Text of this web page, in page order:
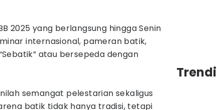
2025 yang berlangsung hingga Senin
internasional, pameran batik,
atau bersepeda dengan
semangat pelestarian sekaligus
batik tidak hanya tradisi, tetapi